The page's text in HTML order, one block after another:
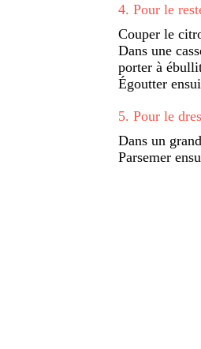
4. Pour le
Couper le
Dans une
porter à
Égoutter
5. Pour le
Dans un
Parsemer